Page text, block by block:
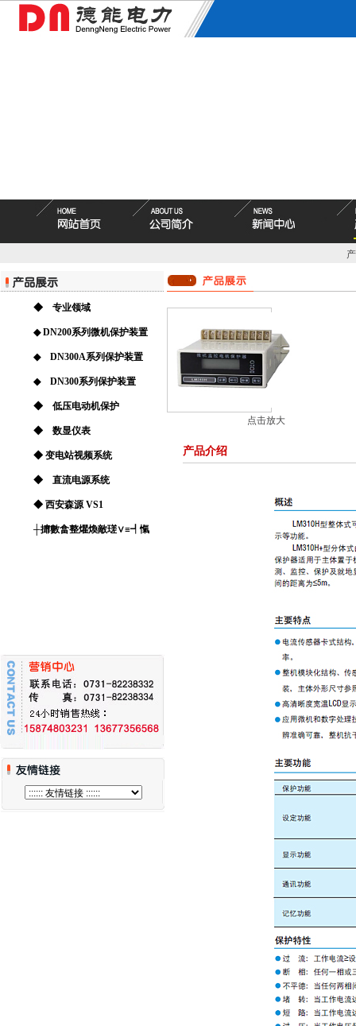
◆ 专业领域
◆ DN200系列微机保护装置
◆ DN300A系列保护装置
◆ DN300系列保护装置
◆ 低压电动机保护
◆ 数显仪表
◆ 变电站视频系统
◆ 直流电源系统
◆ 西安森源 VS1
┼攠數畣整爠煥敵瑳∨≡┩愾
点击放大
产品介绍